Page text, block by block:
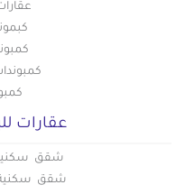
عقارات
شقق سكنية
شقق سكنية